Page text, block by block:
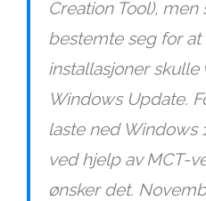
Creation Tool), men
bestemte seg for
installasjoner
Windows Update.
laste ned Windows
ved hjelp av MCT-
ønsker det.